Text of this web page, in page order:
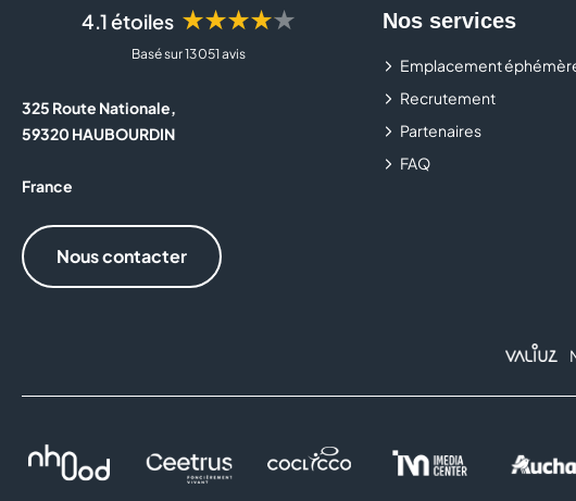
Envie
4.1 étoiles ★★★★★
Basé sur 13 051 avis
325 Route Nationale,
59320 HAUBOURDIN
France
Nous contacter
Nos services
Emplacement
Recrutement
Partenaires
FAQ